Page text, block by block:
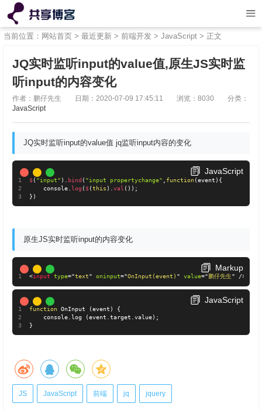
当前位置： 网站首页 > 最近更新 > 前端开发 > JavaScript > 正文
JQ实时监听input的value值,​原生JS实时监
听input的内容变化
作者：鹏仔先生 日期：2020-07-09 17:45:11 浏览：8030
分类：
JavaScript
JQ实时监听input的value值 jq监听input内容的变化
JavaScript
$( "input" ) bind ( "input propertychange" function(event ) {
    console
. log ( $(this ) val ( ) ) ;
} )
原生JS实时监听input的内容变化
Markup
<input type="text" oninput="OnInput(event) " value="鹏仔先生" />
JavaScript
function OnInput (event )
{
    console
. log (event target value) ;
}
JS JavaScript 前端 jq jquery